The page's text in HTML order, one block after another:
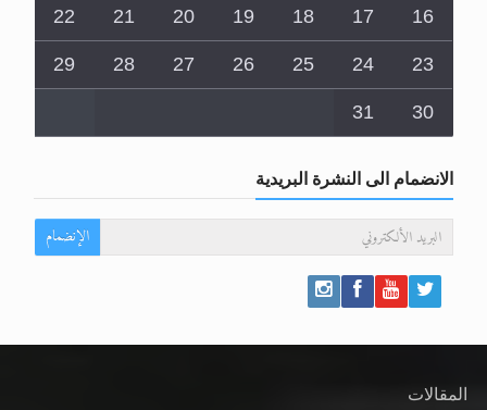
16
17
18
19
20
21
22
23
24
25
26
27
28
29
30
31
الانضمام الى النشرة البريدية
الإنضمام
المقالات